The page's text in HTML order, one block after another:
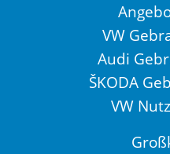
VW
Audi
ŠKODA
VW